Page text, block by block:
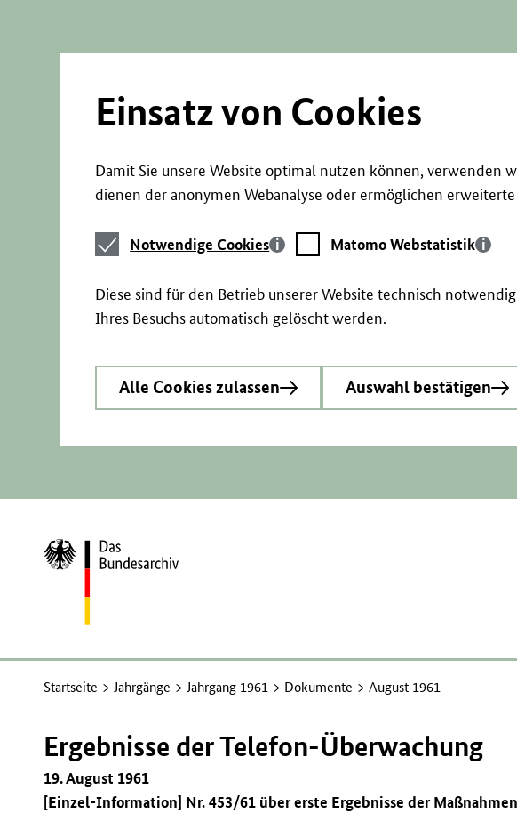
Einsatz von Cookies
Damit Sie unsere Website optimal nutzen können, verwenden
dienen der anonymen Webanalyse oder ermöglichen
Notwendige
Cookies
Notwendige Cookies
Matomo
Webstatistik
Matomo Webstatistik
Diese sind für den Betrieb unserer Website technisch
Ihres Besuchs automatisch gelöscht werden.
Alle Cookies zulassen Auswahl bestätigen
Zur
Startseite
Startseite Jahrgänge Jahrgang 1961 Dokumente August 1961
Ergebnisse der Telefon-Überwachung
19. August 1961
[Einzel-Information] Nr. 453/61 über erste Ergebnisse der